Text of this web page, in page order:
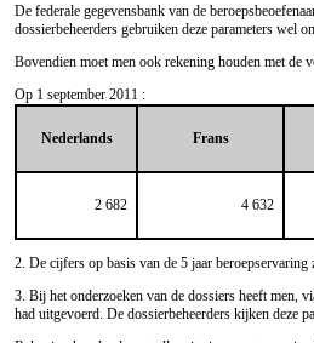
De federale gegevensbank van de
dossierbeheerders gebruiken deze parameters wel
Bovendien moet men ook rekening houden met de
Op 1 september 2011 :
Nederlands Frans
2 682 4 632
2. De cijfers op basis van de 5 jaar beroepservaring
3. Bij het onderzoeken van de dossiers heeft men,
had uitgevoerd. De dossierbeheerders kijken deze